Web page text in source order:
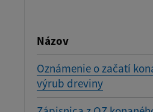
Názov
Oznámenie o začatí
výrub dreviny